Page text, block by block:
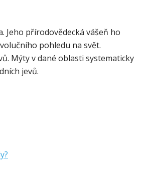
Jeho přírodovědecká vášeň ho
pohledu na svět.
Mýty v dané oblasti systematicky
jevů.